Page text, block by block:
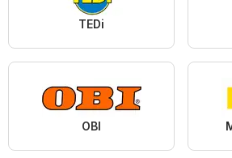
TEDi
OBI